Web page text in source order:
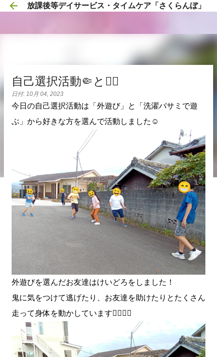
スキップしてメイン コンテンツに移動
放課後等デイサービス・タイムケア「さくらんぼ」
自己選択活動🤏と🏃‍♂️
日付: 10月 04, 2023
今日の自己選択活動は「外遊び」と「洗濯バサミで遊
ぶ」から好きな方を選んで活動しました☺️
外遊びを選んだお友達はけいどろをしました！
鬼に気をつけて逃げたり、お友達を助けたりとたくさん
走って身体を動かしています🏃‍♂️🏃‍♀️